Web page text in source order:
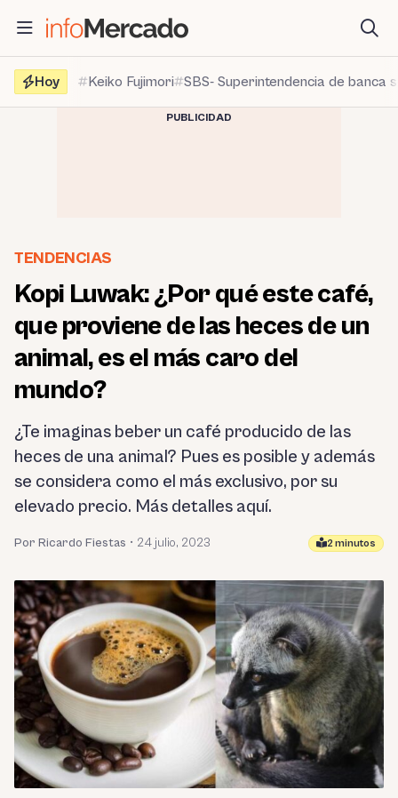
contenido
Hoy
Keiko Fujimori SBS- Superintendencia de banca
PUBLICIDAD
TENDENCIAS
Kopi Luwak: ¿Por qué este café,
que proviene de las heces de un
animal, es el más caro del
mundo?
¿Te imaginas beber un café producido de las
heces de una animal? Pues es posible y además
se considera como el más exclusivo, por su
elevado precio. Más detalles aquí.
Por Ricardo Fiestas • 24 julio, 2023 2 minutos